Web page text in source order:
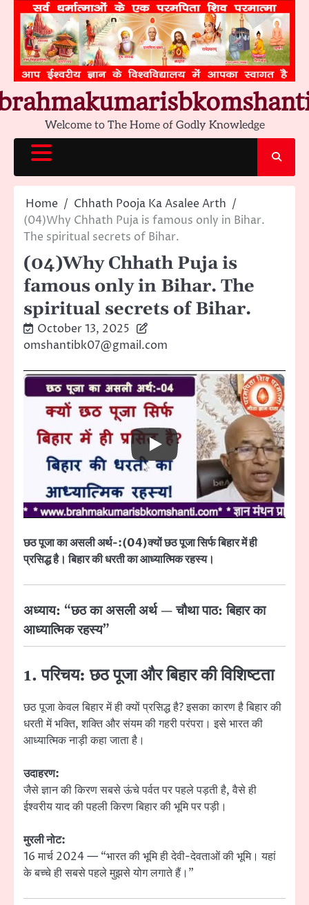
content
Welcome to The Home of Godly Knowledge
Home
Chhath Pooja Ka Asalee Arth
(04)Why Chhath Puja is famous only in Bihar.
The spiritual secrets of Bihar.
(04)Why Chhath Puja is
famous only in Bihar. The
spiritual secrets of Bihar.
October 13, 2025
omshantibk07@gmail.com
छठ पूजा का असली अर्थ-:(04)क्यों छठ पूजा सिर्फ बिहार में ही
प्रसिद्ध है। बिहार की धरती का आध्यात्मिक रहस्य।
अध्याय: “छठ का असली अर्थ — चौथा पाठ: बिहार का
आध्यात्मिक रहस्य”
1. परिचय: छठ पूजा और बिहार की विशिष्टता
छठ पूजा केवल बिहार में ही क्यों प्रसिद्ध है? इसका कारण है बिहार की
धरती में भक्ति, शक्ति और संयम की गहरी परंपरा। इसे भारत की
आध्यात्मिक नाड़ी कहा जाता है।
उदाहरण:
जैसे ज्ञान की किरण सबसे ऊंचे पर्वत पर पहले पड़ती है, वैसे ही
ईश्वरीय याद की पहली किरण बिहार की भूमि पर पड़ी।
मुरली नोट:
16 मार्च 2024 — “भारत की भूमि ही देवी-देवताओं की भूमि। यहां
के बच्चे ही सबसे पहले मुझसे योग लगाते हैं।”